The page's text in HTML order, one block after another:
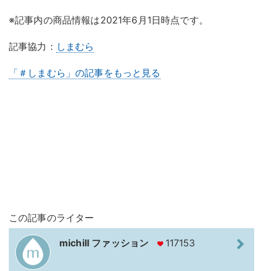
※記事内の商品情報は2021年6月1日時点です。
記事協力： しまむら
「＃しまむら」の記事をもっと見る
この記事のライター
michill ファッション 117153